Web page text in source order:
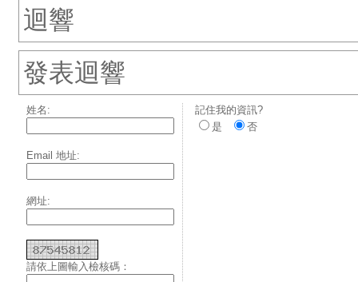
迴響
發表迴響
姓名:
Email 地址:
網址:
請依上圖輸入檢核碼：
記住我的資訊?
是
否